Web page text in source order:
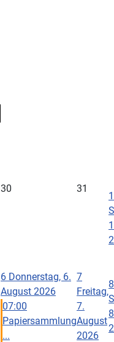
30 31
1
6 Donnerstag, 6.
August 2026
07:00
Papiersammlung
...
7
Freitag,
7.
August
2026
8